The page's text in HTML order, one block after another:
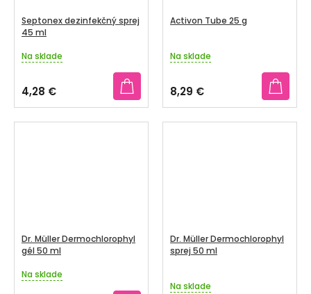
Septonex dezinfekčný sprej
45 ml
Priemerné
produktu
je
4,6
z
Na sklade
4,28 €
Activon Tube 25 g
Priemerné
produktu
je
2,8
z
Na sklade
8,29 €
Dr. Müller Dermochlorophyl
gél 50 ml
Priemerné
Na sklade
Dr. Müller Dermochlorophyl
sprej 50 ml
Na sklade